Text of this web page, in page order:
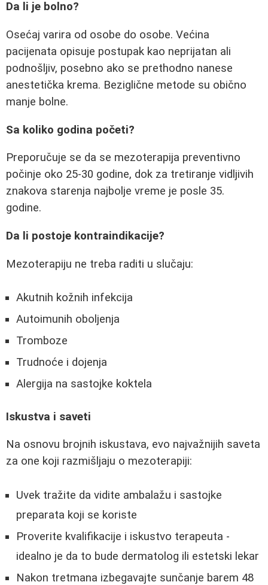
Da li je bolno?
Osećaj varira od osobe do osobe. Većina
pacijenata opisuje postupak kao neprijatan ali
podnošljiv, posebno ako se prethodno nanese
anestetička krema. Beziglične metode su obično
manje bolne.
Sa koliko godina početi?
Preporučuje se da se mezoterapija preventivno
počinje oko 25-30 godine, dok za tretiranje vidljivih
znakova starenja najbolje vreme je posle 35.
godine.
Da li postoje kontraindikacije?
Mezoterapiju ne treba raditi u slučaju:
Akutnih kožnih infekcija
Autoimunih oboljenja
Tromboze
Trudnoće i dojenja
Alergija na sastojke koktela
Iskustva i saveti
Na osnovu brojnih iskustava, evo najvažnijih saveta
za one koji razmišljaju o mezoterapiji:
Uvek tražite da vidite ambalažu i sastojke
preparata koji se koriste
Proverite kvalifikacije i iskustvo terapeuta -
idealno je da to bude dermatolog ili estetski lekar
Nakon tretmana izbegavajte sunčanje barem 48